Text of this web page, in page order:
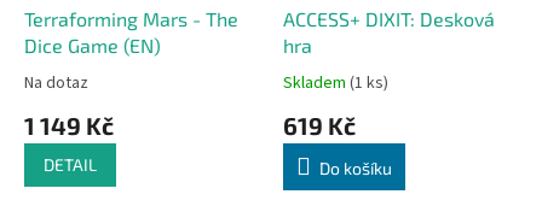
Terraforming Mars - The
Dice Game (EN)
Na dotaz
1 149 Kč
DETAIL
ACCESS+ DIXIT: Desková
hra
Skladem (1 ks)
619 Kč
Do košíku